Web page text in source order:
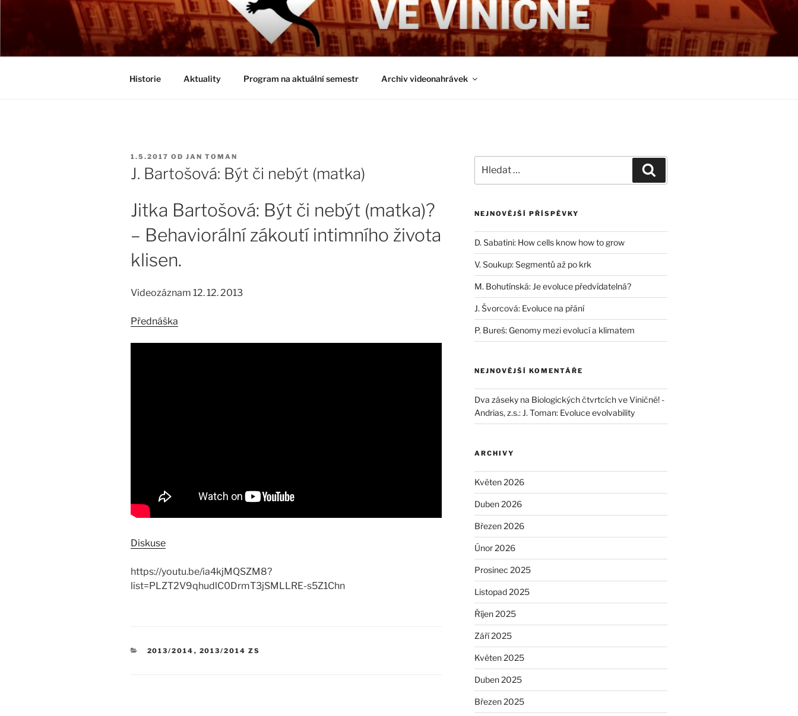
Přejít
webu
BIOLOGICKÉ ČTVRTKY VE VINIČNÉ
Určeno všem zájemcům o evoluci a obecnější biologická témata
Historie Aktuality Program na aktuální semestr Archiv videonahrávek
PUBLIKOVÁNO
1.5.2017 OD JAN TOMAN
J. Bartošová: Být či nebýt (matka)
Jitka Bartošová: Být či nebýt (matka)?
– Behaviorální zákoutí intimního života
klisen.
Videozáznam 12. 12. 2013
Přednáška
Diskuse
https://youtu.be/ia4kjMQSZM8?
list=PLZT2V9qhudlC0DrmT3jSMLLRE-s5Z1Chn
RUBRIKY
2013/2014 , 2013/2014 ZS
NEJNOVĚJŠÍ PŘÍSPĚVKY
D. Sabatini: How cells know how to grow
V. Soukup: Segmentů až po krk
M. Bohutínská: Je evoluce předvídatelná?
J. Švorcová: Evoluce na přání
P. Bureš: Genomy mezi evolucí a klimatem
NEJNOVĚJŠÍ KOMENTÁŘE
Dva záseky na Biologických čtvrtcích ve Viničné! -
Andrias, z.s.: J. Toman: Evoluce evolvability
ARCHIVY
Květen 2026
Duben 2026
Březen 2026
Únor 2026
Prosinec 2025
Listopad 2025
Říjen 2025
Září 2025
Květen 2025
Duben 2025
Březen 2025